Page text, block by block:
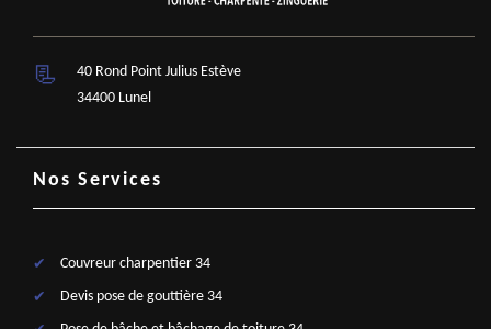
40 Rond Point Julius Estève
34400 Lunel
Nos Services
Couvreur charpentier 34
Devis pose de gouttière 34